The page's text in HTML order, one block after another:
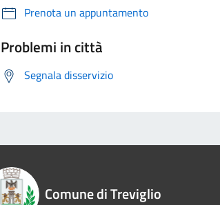
Prenota un appuntamento
Problemi in città
Segnala disservizio
Comune di Treviglio